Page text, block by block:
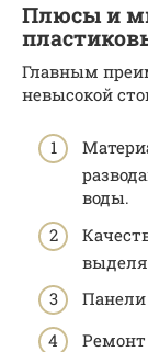
Плюсы и
Главным
невысокой
воды.
Панели